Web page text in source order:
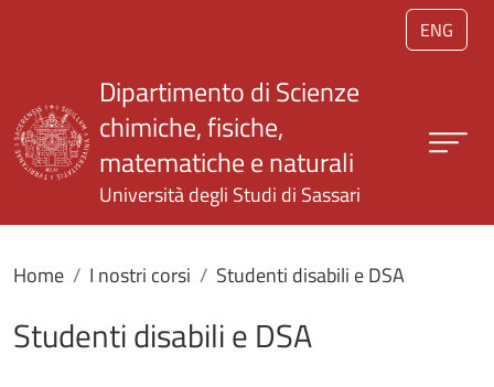
Salta al contenuto principale
ENG
Dipartimento di Scienze
chimiche, fisiche,
matematiche e naturali
Università degli Studi di Sassari
Home I nostri corsi Studenti disabili e DSA
Studenti disabili e DSA